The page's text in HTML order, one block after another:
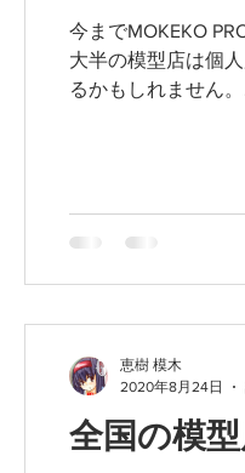
今までMOKEKO
大半の模型店は個
るかもしれません。
全国の模
恵樹 模木
2020年8月24日